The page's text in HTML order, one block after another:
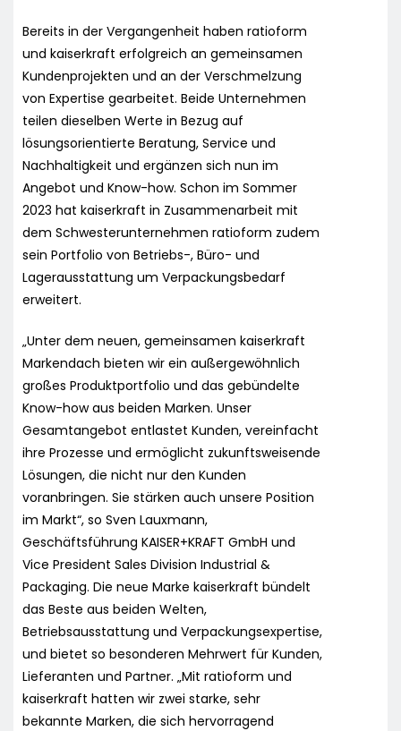
Bereits in der Vergangenheit haben ratioform
und kaiserkraft erfolgreich an gemeinsamen
Kundenprojekten und an der Verschmelzung
von Expertise gearbeitet. Beide Unternehmen
teilen dieselben Werte in Bezug auf
lösungsorientierte Beratung, Service und
Nachhaltigkeit und ergänzen sich nun im
Angebot und Know-how. Schon im Sommer
2023 hat kaiserkraft in Zusammenarbeit mit
dem Schwesterunternehmen ratioform zudem
sein Portfolio von Betriebs-, Büro- und
Lagerausstattung um Verpackungsbedarf
erweitert.
„Unter dem neuen, gemeinsamen kaiserkraft
Markendach bieten wir ein außergewöhnlich
großes Produktportfolio und das gebündelte
Know-how aus beiden Marken. Unser
Gesamtangebot entlastet Kunden, vereinfacht
ihre Prozesse und ermöglicht zukunftsweisende
Lösungen, die nicht nur den Kunden
voranbringen. Sie stärken auch unsere Position
im Markt“, so Sven Lauxmann,
Geschäftsführung KAISER+KRAFT GmbH und
Vice President Sales Division Industrial &
Packaging. Die neue Marke kaiserkraft bündelt
das Beste aus beiden Welten,
Betriebsausstattung und Verpackungsexpertise,
und bietet so besonderen Mehrwert für Kunden,
Lieferanten und Partner. „Mit ratioform und
kaiserkraft hatten wir zwei starke, sehr
bekannte Marken, die sich hervorragend